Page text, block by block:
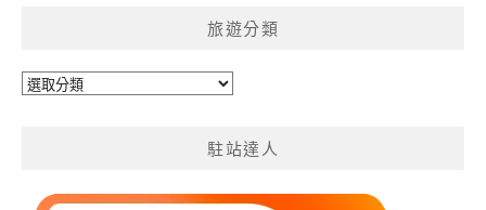
旅遊分類
旅
駐站達人